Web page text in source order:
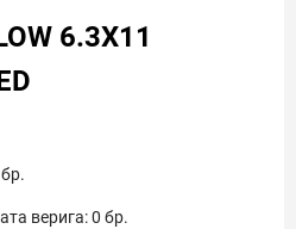
6.3X11
бр.
верига:0 бр.